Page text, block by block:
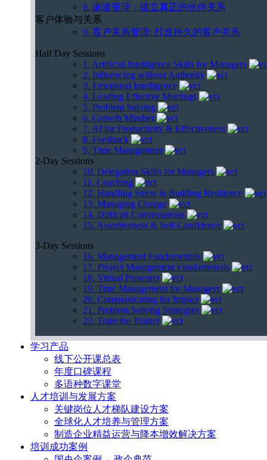
8. 渠道管理：建立真正的伙伴关系
客户体验与关系
9. 客户关系管理: 打造持久的客户关系
Half Day Sessions
1. Artificial Intelligence Skills for Managers
2. Influencing without Authority
3. Emotional Intelligence
4. Leading Effective Meetings
5. Problem Solving
6. Growth Mindset
7. AI for Productivity & Effectiveness
8. Feedback
9. Time Management
2-Day Sessions
10. Delegation Skills for Managers
11. Coaching
12. Handling Stress & Building Resilience
13. Managing Change
14. Difficult Conversations
15. Assertiveness & Self-Confidence
3-Day Sessions
16. Management Fundamentals
17. Project Management Fundamentals
18. Virtual Presenter
19. Time Management for Managers
20. Communicating for Impact
21. Problem Solving Strategies
22. Train the Trainer
学习产品
线下公开课总表
年度口碑课程
多语种数字课堂
人才培训与发展方案
关键岗位人才梯队建设方案
全球化人才培养与管理方案
制造企业精益运营与降本增效解决方案
培训成功案例